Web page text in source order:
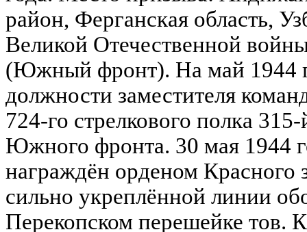
район, Ферганская область,
Великой Отечественной
(Южный фронт). На май 1944
должности заместителя
724-го стрелкового полка
Южного фронта. 30 мая 1944
награждён орденом
сильно укреплённой линии
Перекопском перешейке тов.